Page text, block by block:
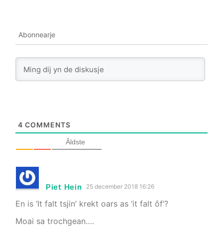
Abonnearje
4 COMMENTS
Âldste
Piet Hein 25 december 2018 16:26
En is ‘It falt tsjin’ krekt oars as ‘it falt ôf’?
Moai sa trochgean….